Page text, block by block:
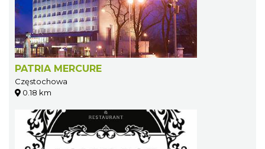
PATRIA MERCURE
Częstochowa
0.18 km